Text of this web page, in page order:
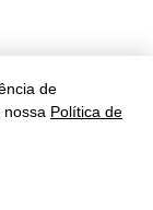
de
nossa Política de